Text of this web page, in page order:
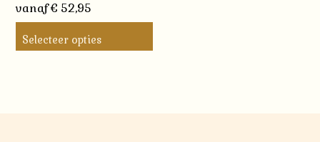
vanaf€ 52,95
Selecteer opties